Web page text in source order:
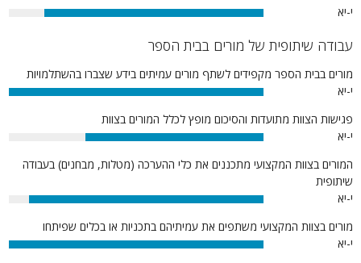
י-יא
86%
עבודה שיתופית של מורים בבית הספר
מורים בבית הספר מקפידים לשתף מורים עמיתים בידע שצברו בהשתלמויות
י-יא
100%
פגישות הצוות מתועדות והסיכום מופץ לכלל המורים בצוות
י-יא
70%
המורים בצוות המקצועי מתכננים את כלי ההערכה (מטלות, מבחנים) בעבודה
שיתופית
י-יא
92%
מורים בצוות המקצועי משתפים את עמיתיהם בתכניות או בכלים שפיתחו
י-יא
100%